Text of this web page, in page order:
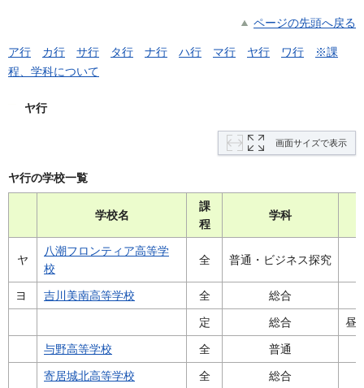
ページの先頭へ戻る
ア行 カ行 サ行 タ行 ナ行 ハ行 マ行 ヤ行 ワ行
※課
程、学科について
ヤ行
画面サイズで表示
ヤ行の学校一覧
学校名
課
程
学科
ヤ
八潮フロンティア高等学
校
全 普通・ビジネス探究
ヨ 吉川美南高等学校 全 総合
定 総合 昼
与野高等学校 全 普通
寄居城北高等学校 全 総合